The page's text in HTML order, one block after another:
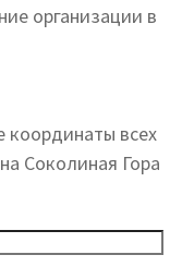
организации в
координаты всех
Соколиная Гора